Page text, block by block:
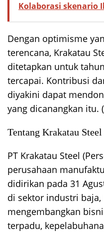
Kolaborasi skenario
Dengan optimisme
terencana, Krakatau
ditetapkan untuk
tercapai. Kontribusi
diyakini dapat
yang dicanangkan itu.
Tentang Krakatau
PT Krakatau Steel
perusahaan
didirikan pada 31
di sektor industri baja,
mengembangkan
terpadu,